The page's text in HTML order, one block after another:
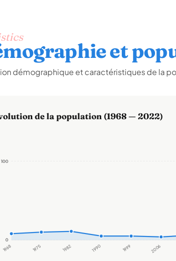
et
démographique et caractéristiques de la
de la population (1968 — 2022)
0
0
100
100
1968 1975 1982 1990 1999 2006